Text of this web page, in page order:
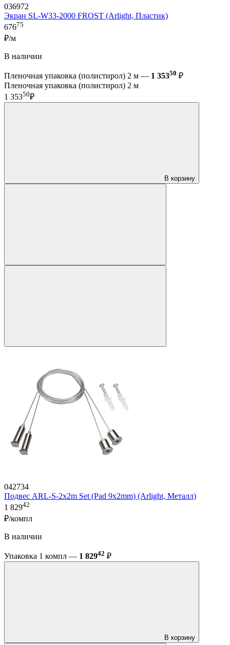
036972
Экран SL-W33-2000 FROST (Arlight, Пластик)
67675
₽/м
В наличии
Пленочная упаковка (полистирол) 2 м — 1 35350 ₽
Пленочная упаковка (полистирол) 2 м
1 35350₽
В корзину
042734
Подвес ARL-S-2x2m Set (Pad 9x2mm) (Arlight, Металл)
1 82942
₽/компл
В наличии
Упаковка 1 компл — 1 82942 ₽
В корзину